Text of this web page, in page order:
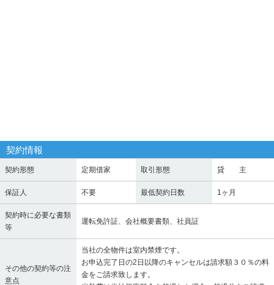
契約情報
契約形態 定期借家 取引形態 貸 主
保証人 不要 最低契約日数 1ヶ月
契約時に必要な書類
等
運転免許証、会社概要書類、社員証
その他の契約等の注
意点
当社の全物件は室内禁煙です。
お申込完了日の2日以降のキャンセルは請求額３０％の料
金をご請求致します。